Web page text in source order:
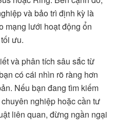
và bảo trì định kỳ là
mạng lưới hoạt động ổn
ưu.
và phân tích sâu sắc từ
có cái nhìn rõ ràng hơn
Nếu bạn đang tìm kiếm
nghiệp hoặc cần tư
liên quan, đừng ngần ngại